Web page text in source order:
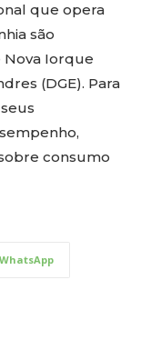
que opera
são
Nova Iorque
(DGE). Para
consumo
WhatsApp